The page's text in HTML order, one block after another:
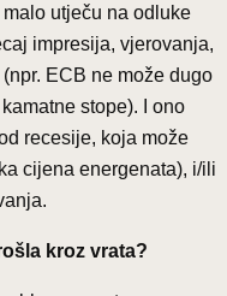
utječu na odluke
impresija, vjerovanja,
ECB ne može dugo
stope). I ono
recesije, koja može
cijena energenata), i/ili
kroz vrata?